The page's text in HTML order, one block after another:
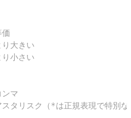
大きい
小さい
マ
タリスク（*は正規表現で特別